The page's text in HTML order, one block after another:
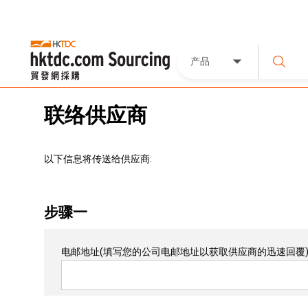
产品
联络供应商
以下信息将传送给供应商:
步骤一
电邮地址(填写您的公司电邮地址以获取供应商的迅速回覆)